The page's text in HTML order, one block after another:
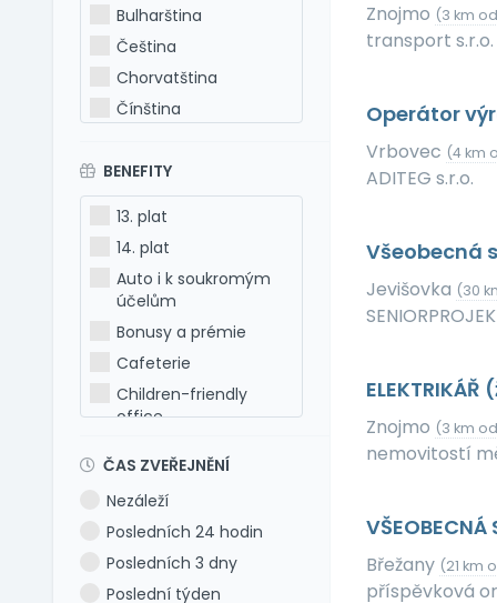
Bulharština
Čeština
Chorvatština
Čínština
Francouzština
Hebrejština
Holandština
Italština
Japonština
Latina
Litevština
Lotyšština
Maďarština
Makedonština
Polština
Portugalština
Rumunština
BENEFITY
13. plat
14. plat
Auto i k soukromým
účelům
Bonusy a prémie
Cafeterie
Children-friendly
office
Dovolená 6 týdnů
Dovolená navíc
Firemní akce
ČAS ZVEŘEJNĚNÍ
Nezáleží
Posledních 24 hodin
Posledních 3 dny
Poslední týden
Znojmo (3 km
transport s.r.o.
Operátor
Vrbovec (4 km
ADITEG s.r.o.
Všeobecná
Jevišovka (30
Znojmo (3 km
nemovitostí
VŠEOBECNÁ
Břežany (21 km
příspěvková